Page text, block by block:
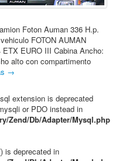
Foton Auman 336 H.p.
FOTON AUMAN
EURO III Cabina Ancho:
alto con compartimento
→
extension is deprecated
or PDO instead in
Zend/Db/Adapter/Mysql.php
is deprecated in